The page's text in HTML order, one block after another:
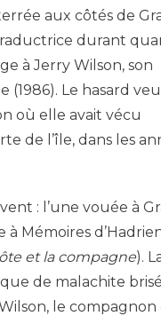
aux côtés de
durant
à Jerry Wilson, son
(1986). Le hasard
où elle avait vécu
de l’île, dans les
: l’une vouée à
à Mémoires
et la compagne).
de malachite
le compagnon